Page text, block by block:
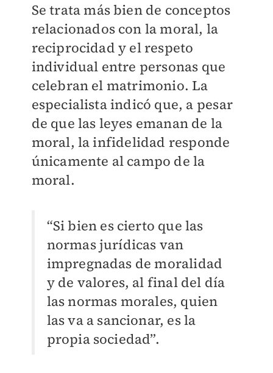
Se trata más bien de conceptos
relacionados con la moral, la
reciprocidad y el respeto
individual entre personas que
celebran el matrimonio. La
especialista indicó que, a pesar
de que las leyes emanan de la
moral, la infidelidad responde
únicamente al campo de la
moral.
“Si bien es cierto que las
normas jurídicas van
impregnadas de moralidad
y de valores, al final del día
las normas morales, quien
las va a sancionar, es la
propia sociedad”.